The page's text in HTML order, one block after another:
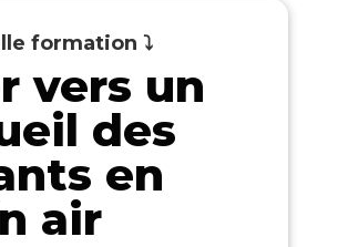
formation ⤵️
vers un
des
en
air